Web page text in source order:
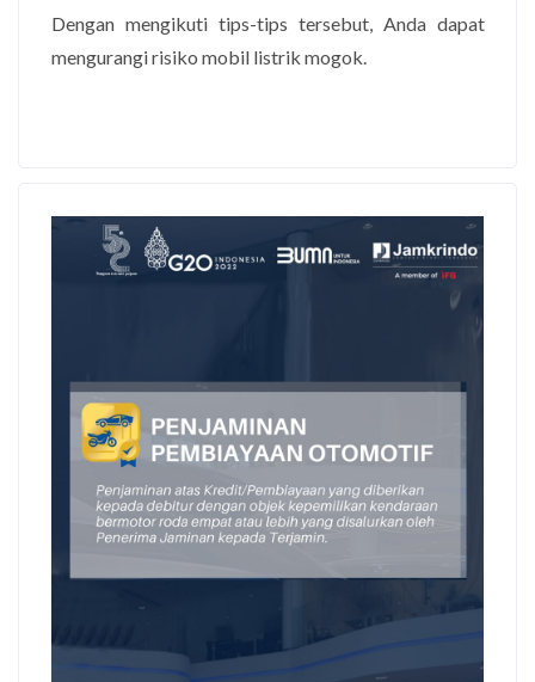
Dengan mengikuti tips-tips tersebut, Anda dapat
mengurangi risiko mobil listrik mogok.